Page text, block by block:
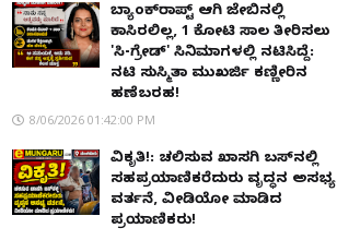
ಬ್ಯಾಂಕ್‌ರಾಪ್ಟ್‌ ಆಗಿ ಜೇಬಿನಲ್ಲಿ
ಕಾಸಿರಲಿಲ್ಲ, ₹1 ಕೋಟಿ ಸಾಲ ತೀರಿಸಲು
'ಸಿ-ಗ್ರೇಡ್' ಸಿನಿಮಾಗಳಲ್ಲಿ ನಟಿಸಿದ್ದೆ:
ನಟಿ ಸುಸ್ಮಿತಾ ಮುಖರ್ಜಿ ಕಣ್ಣೀರಿನ
ಹಣೆಬರಹ!
8/06/2026 01:42:00 PM
ವಿಕೃತಿ!: ಚಲಿಸುವ ಖಾಸಗಿ ಬಸ್‌ನಲ್ಲಿ
ಸಹಪ್ರಯಾಣಿಕರೆದುರು ವೃದ್ಧನ ಅಸಭ್ಯ
ವರ್ತನೆ, ವೀಡಿಯೋ ಮಾಡಿದ
ಪ್ರಯಾಣಿಕರು!